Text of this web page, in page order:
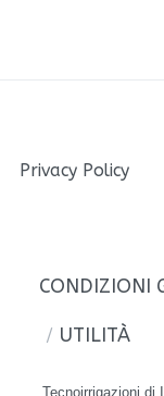
Privacy Policy
CONDIZIONI
UTILITÀ
Tecnoirrigazioni di